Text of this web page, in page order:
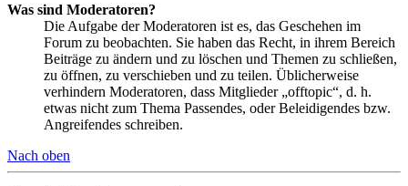
Was sind Moderatoren?
Die Aufgabe der Moderatoren ist es, das Geschehen im
Forum zu beobachten. Sie haben das Recht, in ihrem Bereich
Beiträge zu ändern und zu löschen und Themen zu schließen,
zu öffnen, zu verschieben und zu teilen. Üblicherweise
verhindern Moderatoren, dass Mitglieder „offtopic“, d. h.
etwas nicht zum Thema Passendes, oder Beleidigendes bzw.
Angreifendes schreiben.
Nach oben